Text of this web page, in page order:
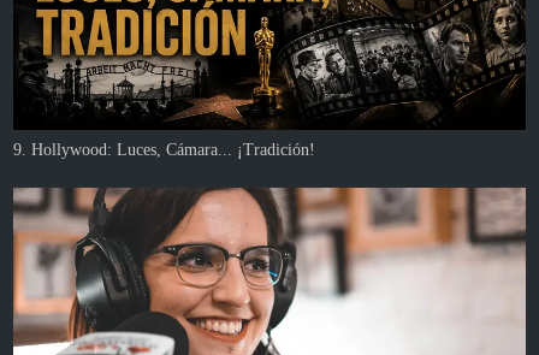
9. Hollywood: Luces, Cámara... ¡Tradición!